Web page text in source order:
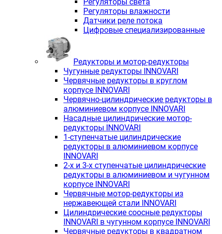
Регуляторы влажности
Датчики реле потока
Цифровые специализированные
Редукторы и мотор-редукторы
Чугунные редукторы INNOVARI
Червячные редукторы в круглом
корпусе INNOVARI
Червячно-цилиндрические редукторы в
алюминиевом корпусе INNOVARI
Насадные цилиндрические мотор-
редукторы INNOVARI
1-ступенчатые цилиндрические
редукторы в алюминиевом корпусе
INNOVARI
2-х и 3-х ступенчатые цилиндрические
редукторы в алюминиевом и чугунном
корпусе INNOVARI
Червячные мотор-редукторы из
нержавеющей стали INNOVARI
Цилиндрические соосные редукторы
INNOVARI в чугунном корпусе INNOVARI
Червячные редукторы в квадратном